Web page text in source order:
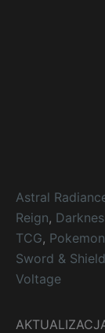
Astral
Reign,
TCG,
Sword & Shield
Voltage